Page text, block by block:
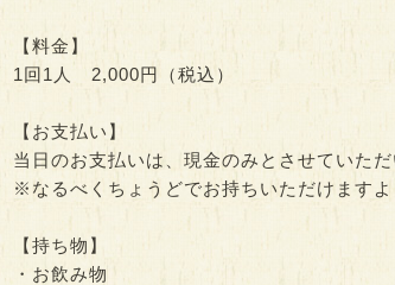
【料金】
1回1人 2,000円（税込）
【お支払い】
当日のお支払いは、現金のみとさせていただ
※なるべくちょうどでお持ちいただけますよ
【持ち物】
・お飲み物